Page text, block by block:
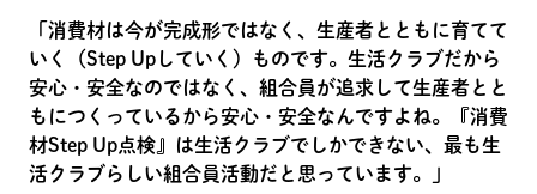
「消費材は今が完成形ではなく、生産者とともに育てて
いく（Step Upしていく）ものです。生活クラブだから
安心・安全なのではなく、組合員が追求して生産者とと
もにつくっているから安心・安全なんですよね。『消費
材Step Up点検』は生活クラブでしかできない、最も生
活クラブらしい組合員活動だと思っています。」